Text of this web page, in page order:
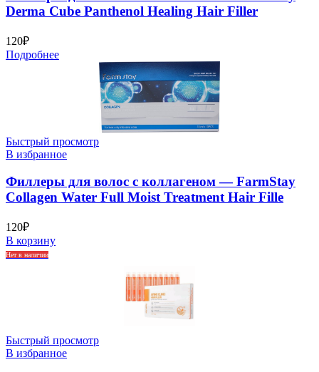
Derma Cube Panthenol Healing Hair Filler
120₽
Подробнее
Быстрый просмотр
В избранное
Филлеры для волос с коллагеном — FarmStay
Collagen Water Full Moist Treatment Hair Fille
120₽
В корзину
Нет в наличии
Быстрый просмотр
В избранное